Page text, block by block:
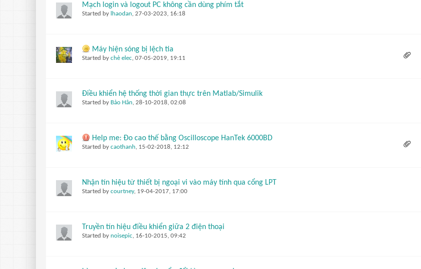
Mạch login và logout PC không cần dùng phím tắt
Started by lhaodan, 27-03-2023, 16:18
Máy hiện sóng bị lệch tia
Started by chè elec, 07-05-2019, 19:11
Điều khiển hệ thống thời gian thực trên Matlab/Simulik
Started by Bảo Hân, 28-10-2018, 02:08
Help me: Đo cao thế bằng Oscilloscope HanTek 6000BD
Started by caothanh, 15-02-2018, 12:12
Nhận tín hiệu từ thiết bị ngoại vi vào máy tính qua cổng LPT
Started by courtney, 19-04-2017, 17:00
Truyền tín hiệu điều khiển giữa 2 điện thoại
Started by noisepic, 16-10-2015, 09:42